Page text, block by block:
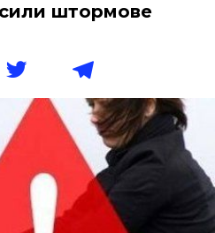
штормове